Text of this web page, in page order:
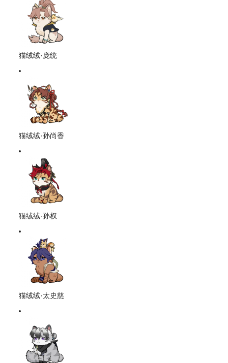
猫绒绒·庞统
猫绒绒·孙尚香
猫绒绒·孙权
猫绒绒·太史慈